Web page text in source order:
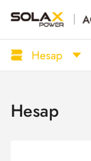
Hesap
Hesap